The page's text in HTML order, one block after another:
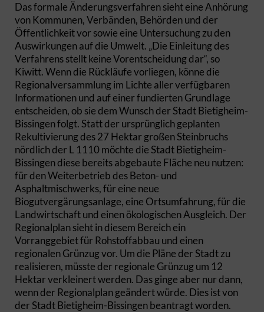
Das formale Änderungsverfahren sieht eine Anhörung
von Kommunen, Verbänden, Behörden und der
Öffentlichkeit vor sowie eine Untersuchung zu den
Auswirkungen auf die Umwelt. „Die Einleitung des
Verfahrens stellt keine Vorentscheidung dar“, so
Kiwitt. Wenn die Rückläufe vorliegen, könne die
Regionalversammlung im Lichte aller verfügbaren
Informationen und auf einer fundierten Grundlage
entscheiden, ob sie dem Wunsch der Stadt Bietigheim-
Bissingen folgt. Statt der ursprünglich geplanten
Rekultivierung des 27 Hektar großen Steinbruchs
nördlich der L 1110 möchte die Stadt Bietigheim-
Bissingen diese bereits abgebaute Fläche neu nutzen:
für den Weiterbetrieb des Beton- und
Asphaltmischwerks, für eine neue
Biogutvergärungsanlage, eine Ortsumfahrung, für die
Landwirtschaft und einen ökologischen Ausgleich. Der
Regionalplan sieht in diesem Bereich ein
Vorranggebiet für Rohstoffabbau und einen
regionalen Grünzug vor. Um die Pläne der Stadt zu
realisieren, müsste der regionale Grünzug um 12
Hektar verkleinert werden. Das ginge aber nur dann,
wenn der Regionalplan geändert würde. Dies ist von
der Stadt Bietigheim-Bissingen beantragt worden.